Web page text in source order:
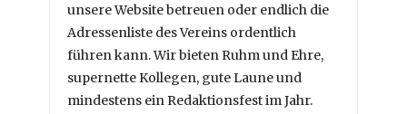
unsere Website betreuen oder endlich die
Adressenliste des Vereins ordentlich
führen kann. Wir bieten Ruhm und Ehre,
supernette Kollegen, gute Laune und
mindestens ein Redaktionsfest im Jahr.